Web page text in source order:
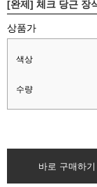
[완제] 체크 당근 장
상품가
색상
수량
바로 구매하기